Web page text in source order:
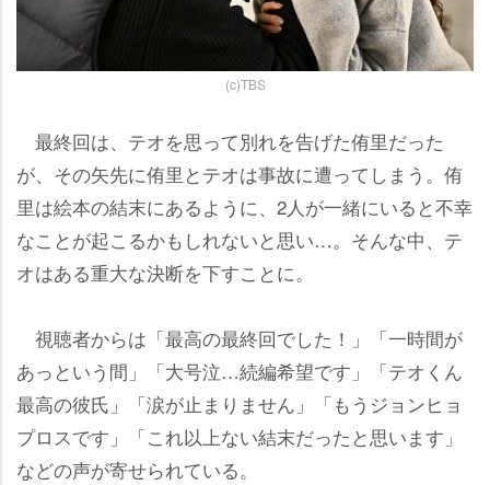
(c)TBS
最終回は、テオを思って別れを告げた侑里だった
が、その矢先に侑里とテオは事故に遭ってしまう。侑
里は絵本の結末にあるように、2人が一緒にいると不幸
なことが起こるかもしれないと思い…。そんな中、テ
オはある重大な決断を下すことに。
視聴者からは「最高の最終回でした！」「一時間が
あっという間」「大号泣…続編希望です」「テオくん
最高の彼氏」「涙が止まりません」「もうジョンヒョ
プロスです」「これ以上ない結末だったと思います」
などの声が寄せられている。